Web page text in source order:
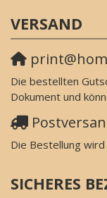
VERSAND
Die bestellten
Dokument und
Die Bestellung
SICHERES